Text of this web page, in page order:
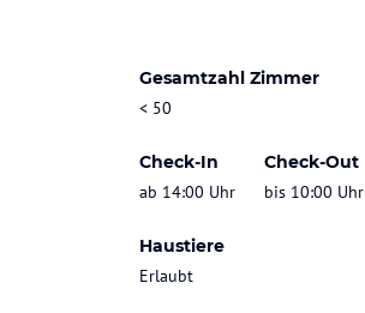
Gesamtzahl Zimmer
< 50
Check-In
ab 14:00 Uhr
Check-Out
bis 10:00 Uhr
Haustiere
Erlaubt